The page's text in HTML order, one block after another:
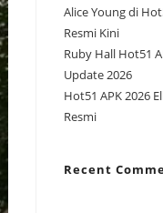
Alice Young di
Resmi Kini
Ruby Hall Hot51
Update 2026
Hot51 APK 2026
Resmi
Recent